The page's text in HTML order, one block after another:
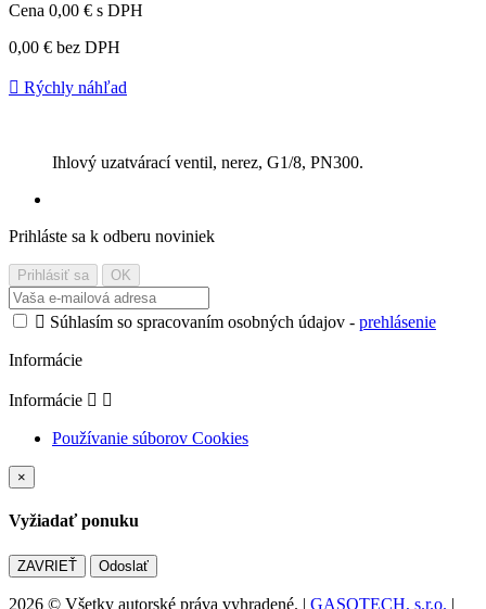
Cena 0,00 € s DPH
0,00 € bez DPH
 Rýchly náhľad
Ihlový uzatvárací ventil, nerez, G1/8, PN300.
Prihláste sa k odberu noviniek
 Súhlasím so spracovaním osobných údajov - prehlásenie
Informácie
Informácie  
Používanie súborov Cookies
×
Vyžiadať ponuku
ZAVRIEŤ Odoslať
2026 © Všetky autorské práva vyhradené. | GASOTECH, s.r.o. |